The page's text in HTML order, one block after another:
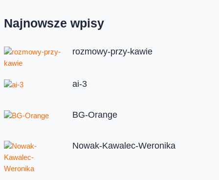
Najnowsze wpisy
rozmowy-przy-kawie
ai-3
BG-Orange
Nowak-Kawalec-Weronika